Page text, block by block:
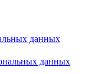
данных
данных